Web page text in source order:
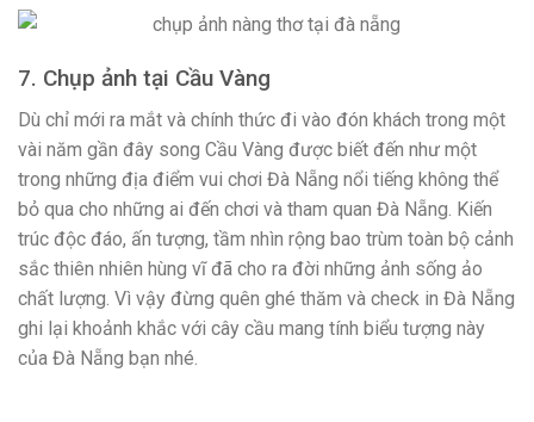
7. Chụp ảnh tại Cầu Vàng
Dù chỉ mới ra mắt và chính thức đi vào đón khách trong một
vài năm gần đây song Cầu Vàng được biết đến như một
trong những địa điểm vui chơi Đà Nẵng nổi tiếng không thể
bỏ qua cho những ai đến chơi và tham quan Đà Nẵng. Kiến
trúc độc đáo, ấn tượng, tầm nhìn rộng bao trùm toàn bộ cảnh
sắc thiên nhiên hùng vĩ đã cho ra đời những ảnh sống ảo
chất lượng. Vì vậy đừng quên ghé thăm và check in Đà Nẵng
ghi lại khoảnh khắc với cây cầu mang tính biểu tượng này
của Đà Nẵng bạn nhé.